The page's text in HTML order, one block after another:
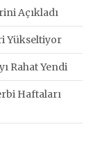
Açıkladı
Yükseltiyor
Rahat Yendi
Haftaları